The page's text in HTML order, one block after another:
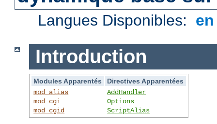
Langues Disponibles:
Introduction
Modules Apparentés
Directives Apparentées
mod_alias
mod_cgi
mod_cgid
AddHandler
Options
ScriptAlias